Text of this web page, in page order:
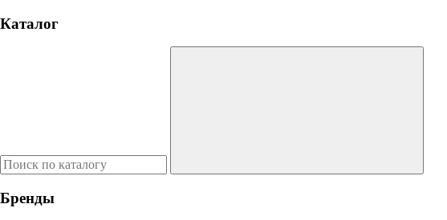
Каталог
Бренды